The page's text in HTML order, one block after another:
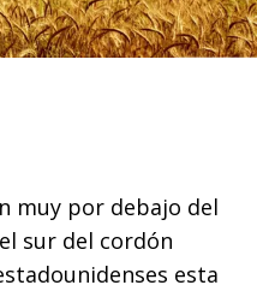
muy por debajo del
sur del cordón
esta